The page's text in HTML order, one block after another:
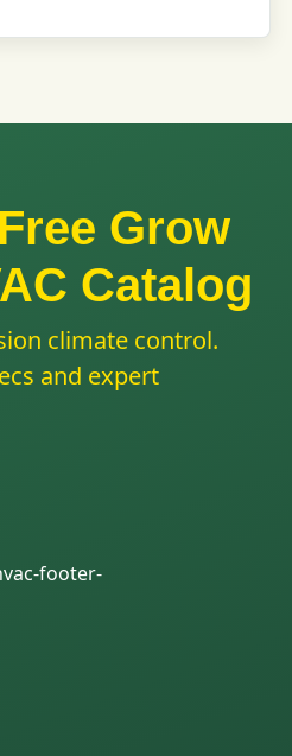
Grow
Catalog
climate control.
and expert